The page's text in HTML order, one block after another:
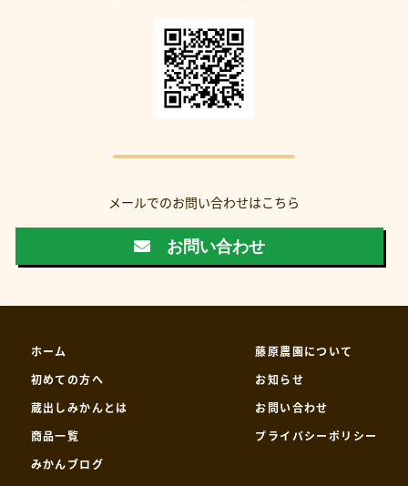
メールでのお問い合わせはこちら
お問い合わせ
ホーム
初めての方へ
蔵出しみかんとは
商品一覧
みかんブログ
藤原農園について
お知らせ
お問い合わせ
プライバシーポリシー